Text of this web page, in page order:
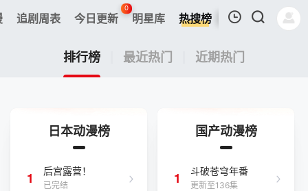
追剧周表 今日更新
0
明星库 热搜榜
我的观影记录
排行榜 最近热门 近期热门
日本动漫榜
1 后宫露营！
已完结
国产动漫榜
1 斗破苍穹年番
更新至136集